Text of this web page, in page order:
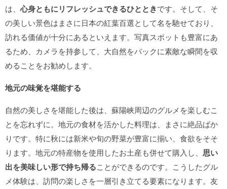
は、心身ともにリフレッシュできるひとときです。そして、そ
の美しい景色はまさに日本の紅葉百選として名を馳せており、
訪れる価値が十分にあるといえます。写真スポットも豊富にあ
るため、カメラを持参して、大自然をバックに素敵な瞬間を収
めることをお勧めします。
地元の味覚を堪能する
自然の美しさを堪能した後は、蘇陽峡周辺のグルメを楽しむこ
とを忘れずに。地元の食材を活かした料理は、まさに絶品ばか
りです。特に秋には新米や旬の野菜が豊富に揃い、食欲をそそ
ります。地元の特産物を使用したお土産も併せて購入し、 思い
出を美味しい形で持ち帰ることができるのです。こうしたグル
メ体験は、訪問の楽しさを一層引き立てる要素になります。友